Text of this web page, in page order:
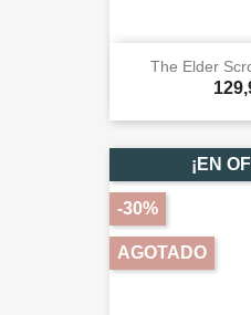
The Elder
¡EN
-30%
AGOTADO